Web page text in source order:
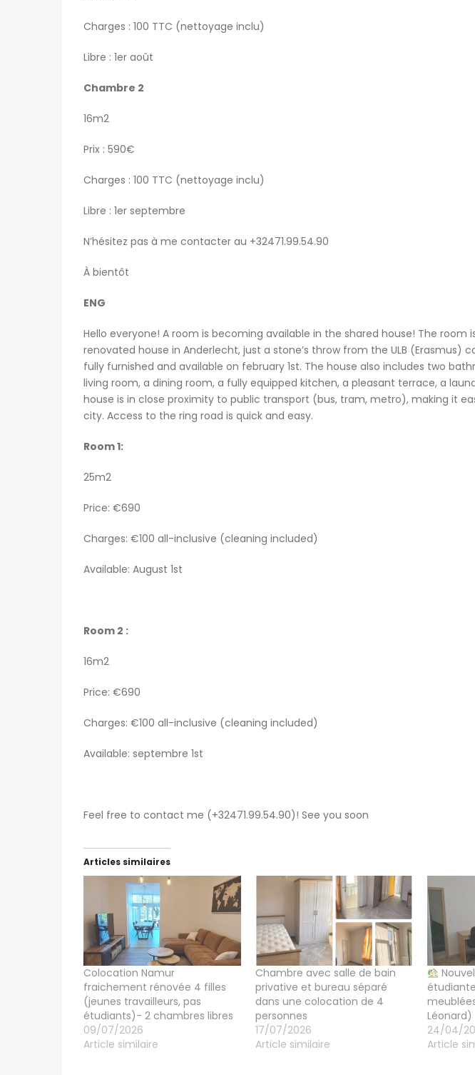
Charges : 100 TTC (nettoyage inclu)
Libre : 1er août
Chambre 2
16m2
Prix : 590€
Charges : 100 TTC (nettoyage inclu)
Libre : 1er septembre
N’hésitez pas à me contacter au +32471.99.54.90
À bientôt
ENG
Hello everyone! A room is becoming available in the shared house! The room
renovated house in Anderlecht, just a stone’s throw from the ULB (Erasmus)
fully furnished and available on february 1st. The house also includes two
living room, a dining room, a fully equipped kitchen, a pleasant terrace, a
house is in close proximity to public transport (bus, tram, metro), making it
city. Access to the ring road is quick and easy.
Room 1:
25m2
Price: €690
Charges: €100 all-inclusive (cleaning included)
Available: August 1st
Room 2 :
16m2
Price: €690
Charges: €100 all-inclusive (cleaning included)
Available: septembre 1st
Feel free to contact me (+32471.99.54.90)! See you soon
Articles similaires
Colocation Namur
fraichement rénovée 4 filles
(jeunes travailleurs, pas
étudiants)- 2 chambres libres
09/07/2026
Article similaire
Chambre avec salle de bain
privative et bureau séparé
dans une colocation de 4
personnes
17/07/2026
Article similaire
Léonard)
24/04/
Article
patricia nadege
400€